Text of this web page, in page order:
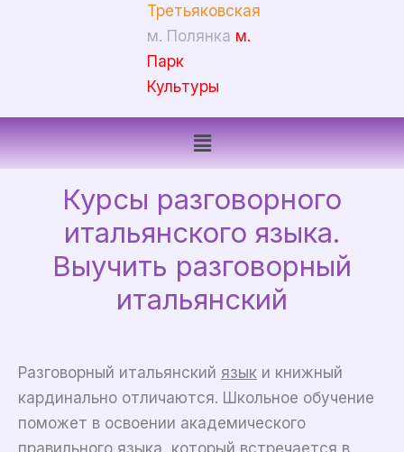
Третьяковская
м. Полянка м.
Парк
Культуры
Меню
Курсы разговорного
итальянского языка.
Выучить разговорный
итальянский
Разговорный итальянский язык и книжный
кардинально отличаются. Школьное обучение
поможет в освоении академического